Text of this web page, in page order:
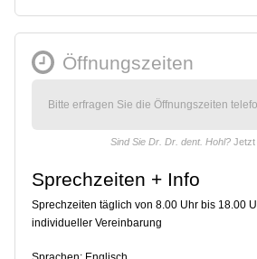
Öffnungszeiten
Bitte erfragen Sie die Öffnungszeiten
Sind Sie Dr. Dr. dent. Hohl? Jetzt
Sprechzeiten + Info
Sprechzeiten täglich von 8.00 Uhr bis 18.00
individueller Vereinbarung